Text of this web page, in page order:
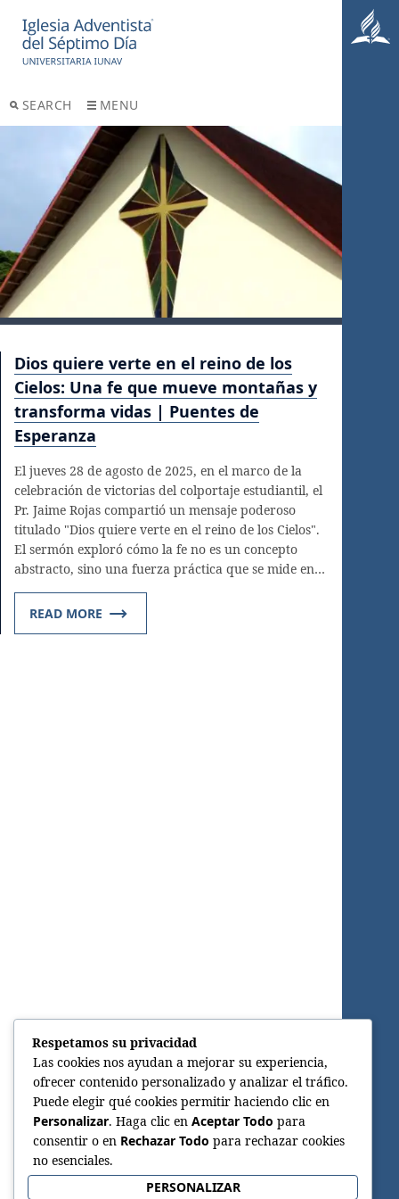
SEARCH MENU
Dios quiere verte en el reino de los
Cielos: Una fe que mueve montañas y
transforma vidas | Puentes de
Esperanza
El jueves 28 de agosto de 2025, en el marco de la
celebración de victorias del colportaje estudiantil, el
Pr. Jaime Rojas compartió un mensaje poderoso
titulado "Dios quiere verte en el reino de los Cielos".
El sermón exploró cómo la fe no es un concepto
abstracto, sino una fuerza práctica que se mide en…
READ MORE
Respetamos su privacidad
Las cookies nos ayudan a mejorar su experiencia,
ofrecer contenido personalizado y analizar el tráfico.
Puede elegir qué cookies permitir haciendo clic en
Personalizar. Haga clic en Aceptar Todo para
consentir o en Rechazar Todo para rechazar cookies
no esenciales.
PERSONALIZAR